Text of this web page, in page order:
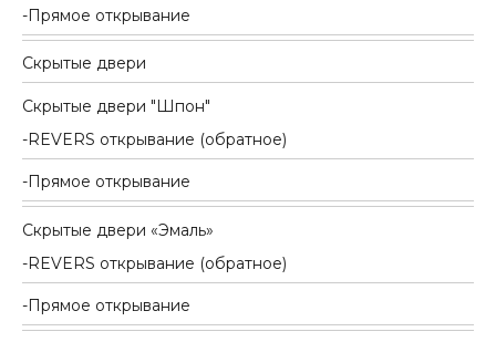
Прямое открывание
Скрытые двери
Скрытые двери "Шпон"
REVERS открывание (обратное)
Прямое открывание
Скрытые двери «Эмаль»
REVERS открывание (обратное)
Прямое открывание